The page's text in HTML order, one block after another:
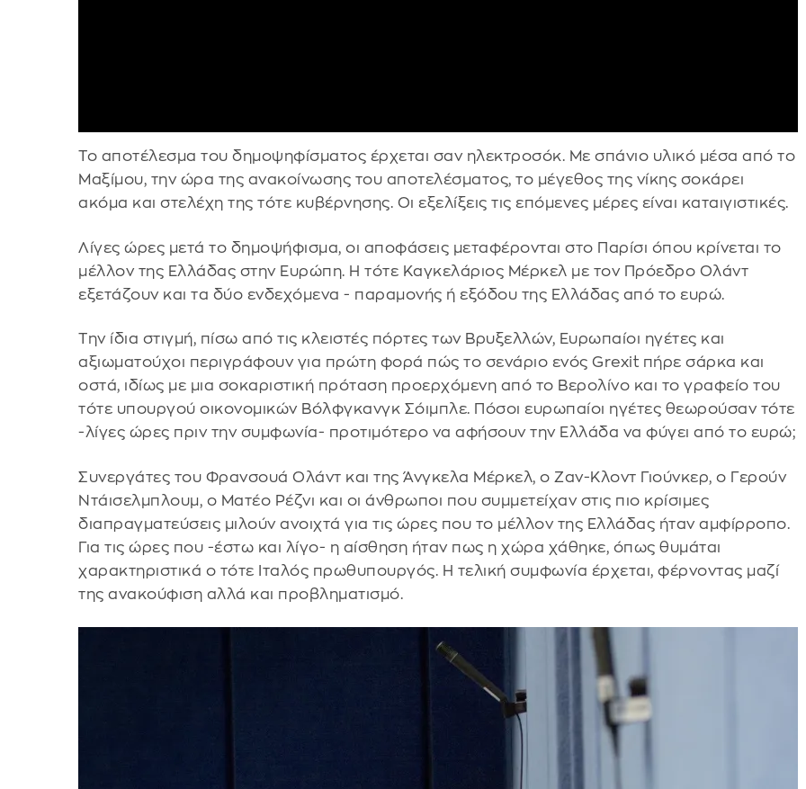
Το αποτέλεσμα του δημοψηφίσματος έρχεται σαν ηλεκτροσόκ. Με σπάνιο υλικό μέσα από το
Μαξίμου, την ώρα της ανακοίνωσης του αποτελέσματος, το μέγεθος της νίκης σοκάρει
ακόμα και στελέχη της τότε κυβέρνησης. Οι εξελίξεις τις επόμενες μέρες είναι καταιγιστικές.
Λίγες ώρες μετά το δημοψήφισμα, οι αποφάσεις μεταφέρονται στο Παρίσι όπου κρίνεται το
μέλλον της Ελλάδας στην Ευρώπη. Η τότε Καγκελάριος Μέρκελ με τον Πρόεδρο Ολάντ
εξετάζουν και τα δύο ενδεχόμενα - παραμονής ή εξόδου της Ελλάδας από το ευρώ.
Την ίδια στιγμή, πίσω από τις κλειστές πόρτες των Βρυξελλών, Ευρωπαίοι ηγέτες και
αξιωματούχοι περιγράφουν για πρώτη φορά πώς το σενάριο ενός Grexit πήρε σάρκα και
οστά, ιδίως με μια σοκαριστική πρόταση προερχόμενη από το Βερολίνο και το γραφείο του
τότε υπουργού οικονομικών Βόλφγκανγκ Σόιμπλε. Πόσοι ευρωπαίοι ηγέτες θεωρούσαν τότε
-λίγες ώρες πριν την συμφωνία- προτιμότερο να αφήσουν την Ελλάδα να φύγει από το ευρώ;
Συνεργάτες του Φρανσουά Ολάντ και της Άνγκελα Μέρκελ, ο Ζαν-Κλοντ Γιούνκερ, ο Γερούν
Ντάισελμπλουμ, ο Ματέο Ρέζνι και οι άνθρωποι που συμμετείχαν στις πιο κρίσιμες
διαπραγματεύσεις μιλούν ανοιχτά για τις ώρες που το μέλλον της Ελλάδας ήταν αμφίρροπο.
Για τις ώρες που -έστω και λίγο- η αίσθηση ήταν πως η χώρα χάθηκε, όπως θυμάται
χαρακτηριστικά ο τότε Ιταλός πρωθυπουργός. Η τελική συμφωνία έρχεται, φέρνοντας μαζί
της ανακούφιση αλλά και προβληματισμό.